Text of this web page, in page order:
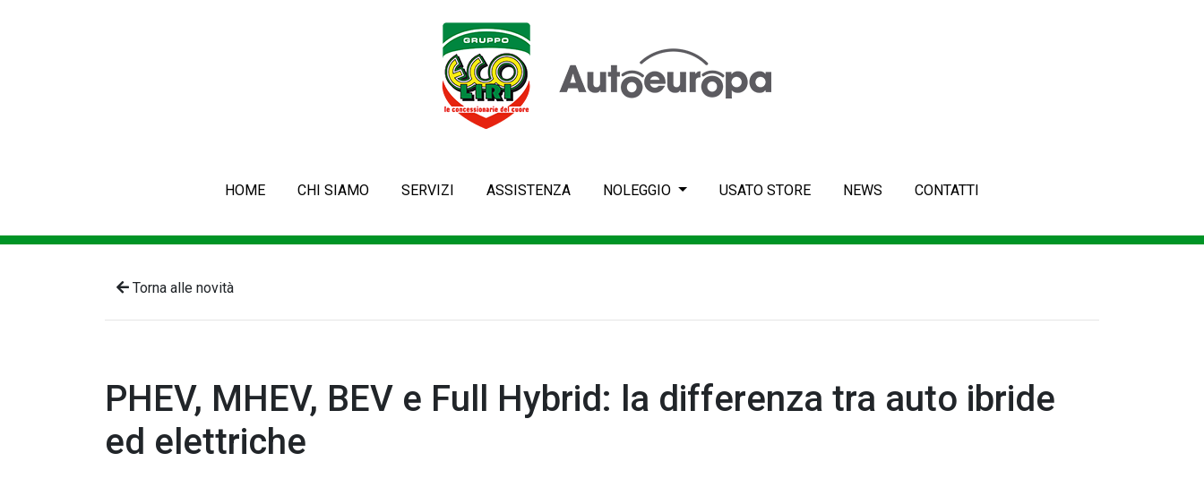
HOME CHI SIAMO SERVIZI ASSISTENZA NOLEGGIO USATO STORE NEWS CONTATTI
Torna alle novità
PHEV, MHEV, BEV e Full Hybrid: la differenza tra auto ibride
ed elettriche